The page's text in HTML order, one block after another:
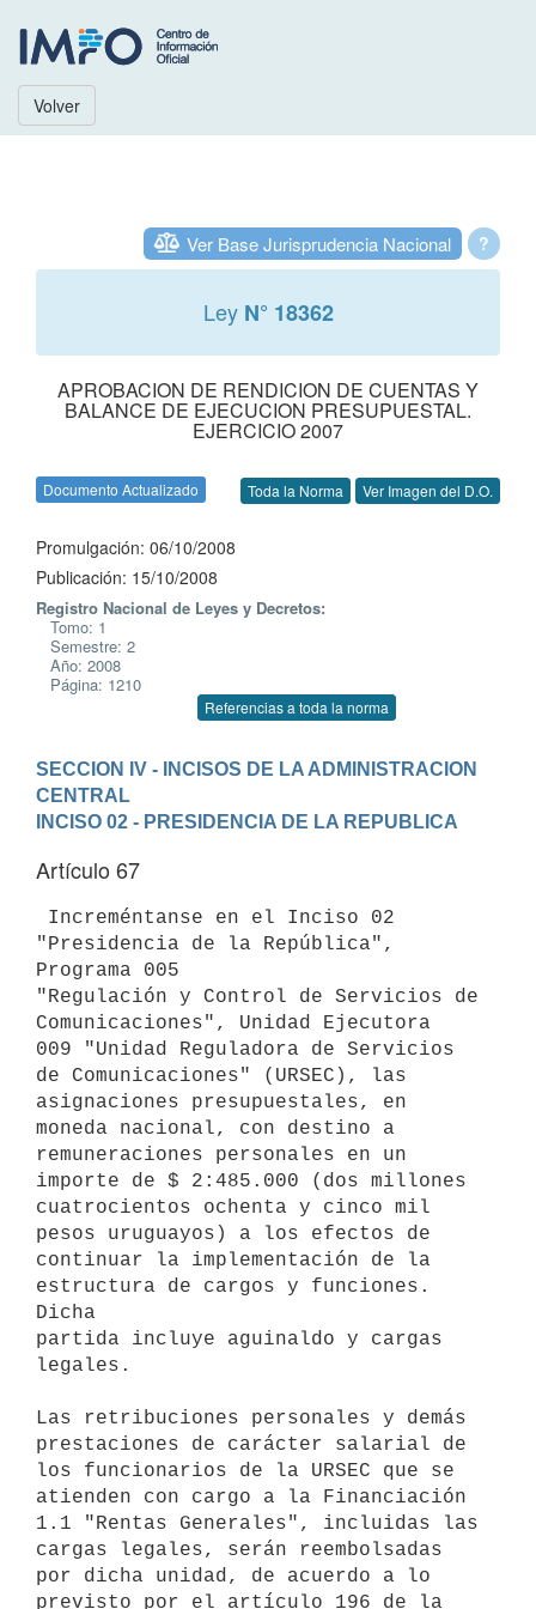
Volver
?
Ver Base Jurisprudencia Nacional
Ley N° 18362
APROBACION DE RENDICION DE CUENTAS Y
BALANCE DE EJECUCION PRESUPUESTAL.
EJERCICIO 2007
Documento Actualizado Toda la Norma Ver Imagen del D.O.
Promulgación: 06/10/2008
Publicación: 15/10/2008
Registro Nacional de Leyes y Decretos:
Tomo: 1
Semestre: 2
Año: 2008
Página: 1210
Referencias a toda la norma
SECCION IV - INCISOS DE LA ADMINISTRACION
CENTRAL
INCISO 02 - PRESIDENCIA DE LA REPUBLICA
Artículo 67
"Presidencia de la República",
Programa 005
"Regulación y Control de Servicios de
Comunicaciones", Unidad Ejecutora
009 "Unidad Reguladora de Servicios
de Comunicaciones" (URSEC), las
asignaciones presupuestales, en
moneda nacional, con destino a
remuneraciones personales en un
importe de $ 2:485.000 (dos millones
cuatrocientos ochenta y cinco mil
pesos uruguayos) a los efectos de
continuar la implementación de la
estructura de cargos y funciones.
Dicha
partida incluye aguinaldo y cargas
legales.
Las retribuciones personales y demás
prestaciones de carácter salarial de
los funcionarios de la URSEC que se
atienden con cargo a la Financiación
1.1 "Rentas Generales", incluidas las
cargas legales, serán reembolsadas
por dicha unidad, de acuerdo a lo
previsto por el artículo 196 de la